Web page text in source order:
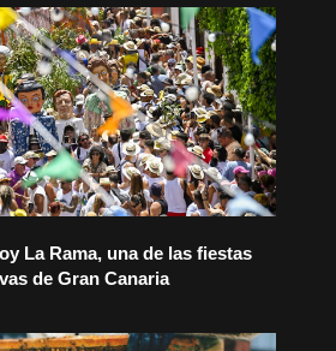
La Rama, una de las fiestas
de Gran Canaria